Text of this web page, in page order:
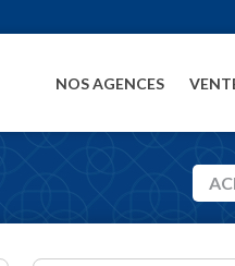
NOS AGENCES